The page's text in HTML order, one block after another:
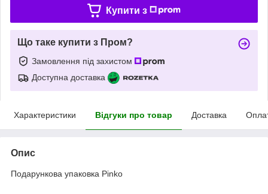
Купити з
Що таке купити з Пром?
Замовлення під захистом
Доступна доставка
Характеристики Відгуки про товар Доставка
Опис
Подарункова упаковка Pinko